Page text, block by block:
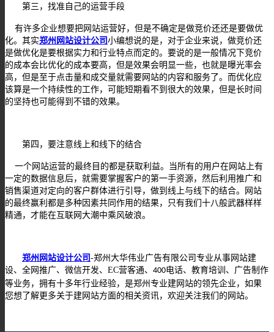
第三，找准自己的运营手段
有许多企业想要把网站运营好，但是不确定是做竞价还还是要做优
化。其实郑州网站设计公司 小编想说的是，对于企业来说，做竞价还
是做优化是要根据实力和行业特点而定的。要说的是一般情况下竞价
的成本会比优化的成本要高，但是效果会明显一些，也就是曝光率会
高，但是至于点击量和成交量就需要网站的内容和服务了。而优化应
该算是一个持续性的工作，可能短期看不到很大的效果，但是长时间
的坚持也可能得到不错的效果。
第四，要注意线上和线下的结合
一个网站运营的最终目的都是获取利益。当所有的用户在网站上有
一定的数据信息后，就需要掌握客户的第一手资源，然后利用推广和
销售渠道对定向的客户群体进行引导，做到线上与线下的结合。网站
的最终赢利都是多种因素共同作用的结果，只有我们十八般武器样样
精通，才能在互联网大潮中乘风破浪。
郑州网站设计公司 -郑州 大华伟业广告有限公司 专业从事网站建
设、全网推广、微信开发、 EC营客通、 400电话、教育培训、广告制作
等业务，拥有十多年行业经验， 是郑州专业建网站的领先企业，如果
您想了解更多关于建网站方面的相关资讯，欢迎关注我们的网站。